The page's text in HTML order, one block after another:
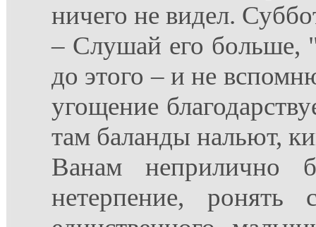
ничего не видел.
– Слушай его больше,
до этого – и не
угощение
там баланды нальют,
Ванам неприлично
нетерпение,